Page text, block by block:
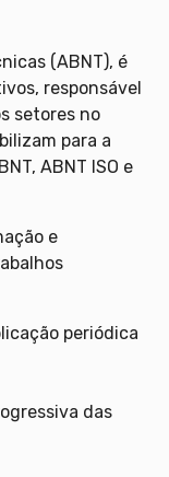
(ABNT), é
responsável
setores no
para a
ABNT ISO e
e
periódica
das